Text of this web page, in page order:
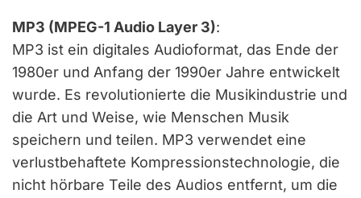
MP3 (MPEG-1 Audio Layer 3):
MP3 ist ein digitales Audioformat, das Ende der
1980er und Anfang der 1990er Jahre entwickelt
wurde. Es revolutionierte die Musikindustrie und
die Art und Weise, wie Menschen Musik
speichern und teilen. MP3 verwendet eine
verlustbehaftete Kompressionstechnologie, die
nicht hörbare Teile des Audios entfernt, um die